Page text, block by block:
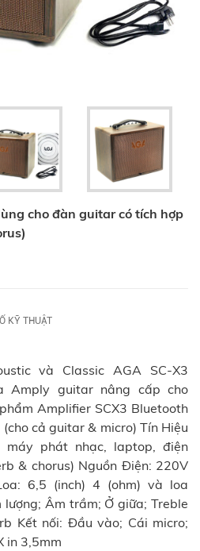
cho đàn guitar có tích hợp
KỸ THUẬT
và Classic AGA SC-X3
Amply guitar nâng cấp cho
Amplifier SCX3 Bluetooth
cả guitar & micro) Tín Hiệu
máy phát nhạc, laptop, điện
& chorus) Nguồn Điện: 220V
6,5 (inch) 4 (ohm) và loa
lượng; Âm trầm; Ở giữa; Treble
Kết nối: Đầu vào; Cái micro;
in 3,5mm